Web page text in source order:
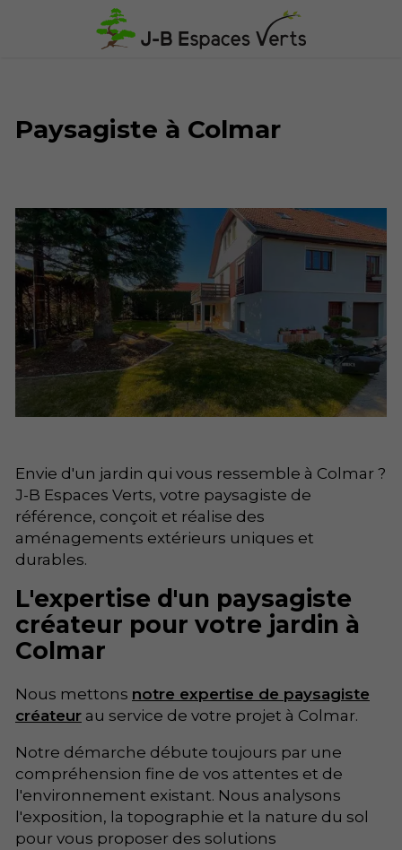
Paysagiste à Colmar
Envie d'un jardin qui vous ressemble à Colmar ?
J-B Espaces Verts, votre paysagiste de
référence, conçoit et réalise des
aménagements extérieurs uniques et
durables.
L'expertise d'un paysagiste
créateur pour votre jardin à
Colmar
Nous mettons notre expertise de paysagiste
créateur au service de votre projet à Colmar.
Notre démarche débute toujours par une
compréhension fine de vos attentes et de
l'environnement existant. Nous analysons
l'exposition, la topographie et la nature du sol
pour vous proposer des solutions